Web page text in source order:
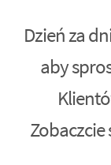
Dzień za
aby